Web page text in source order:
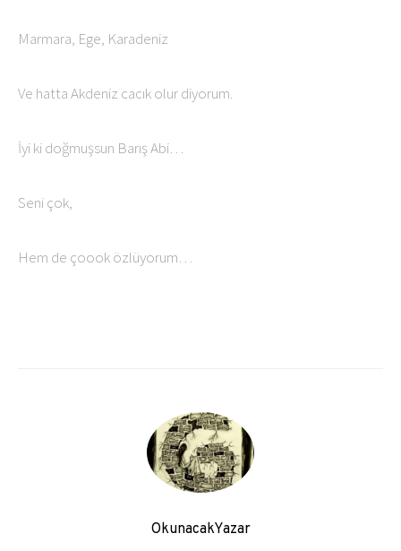
Marmara, Ege, Karadeniz
Ve hatta Akdeniz cacık olur diyorum.
İyi ki doğmuşsun Barış Abi…
Seni çok,
Hem de çoook özlüyorum…
OkunacakYazar